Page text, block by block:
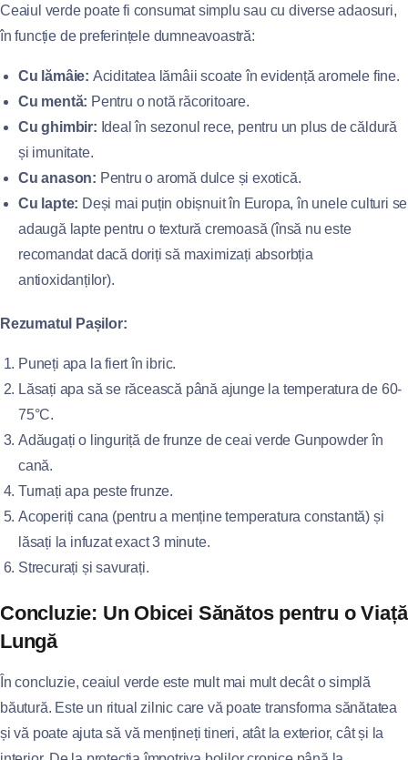
Ceaiul verde poate fi consumat simplu sau cu diverse adaosuri,
în funcție de preferințele dumneavoastră:
Cu lămâie: Aciditatea lămâii scoate în evidență aromele fine.
Cu mentă: Pentru o notă răcoritoare.
Cu ghimbir: Ideal în sezonul rece, pentru un plus de căldură
și imunitate.
Cu anason: Pentru o aromă dulce și exotică.
Cu lapte: Deși mai puțin obișnuit în Europa, în unele culturi se
adaugă lapte pentru o textură cremoasă (însă nu este
recomandat dacă doriți să maximizați absorbția
antioxidanților).
Rezumatul Pașilor:
Puneți apa la fiert în ibric.
Lăsați apa să se răcească până ajunge la temperatura de 60-
75°C.
Adăugați o linguriță de frunze de ceai verde Gunpowder în
cană.
Turnați apa peste frunze.
Acoperiți cana (pentru a menține temperatura constantă) și
lăsați la infuzat exact 3 minute.
Strecurați și savurați.
Concluzie: Un Obicei Sănătos pentru o Viață
Lungă
În concluzie, ceaiul verde este mult mai mult decât o simplă
băutură. Este un ritual zilnic care vă poate transforma sănătatea
și vă poate ajuta să vă mențineți tineri, atât la exterior, cât și la